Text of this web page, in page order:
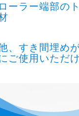
ーラー端部の
、すき間埋め
ご使用いただ